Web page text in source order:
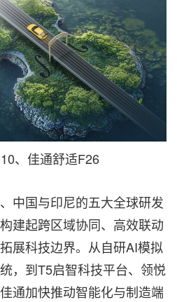
、佳通舒适F26
中国与印尼的五大全球研发
建起跨区域协同、高效联动
展科技边界。从自研AI模拟
，到T5启智科技平台、领悦
通加快推动智能化与制造端